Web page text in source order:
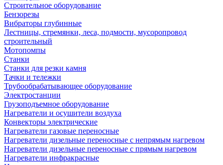
Строительное оборудование
Бензорезы
Вибраторы глубинные
Лестницы, стремянки, леса, подмости, мусоропровод
строительный
Мотопомпы
Станки
Станки для резки камня
Тачки и тележки
Трубообрабатывающее оборудование
Электростанции
Грузоподъемное оборудование
Нагреватели и осушители воздуха
Конвекторы электрические
Нагреватели газовые переносные
Нагреватели дизельные переносные с непрямым нагревом
Нагреватели дизельные переносные с прямым нагревом
Нагреватели инфракрасные